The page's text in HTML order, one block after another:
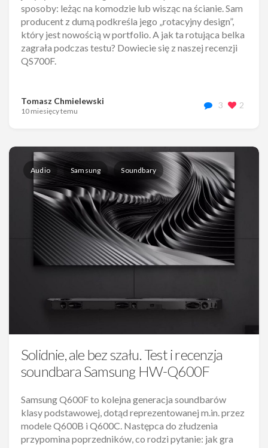
sposoby: leżąc na komodzie lub wisząc na ścianie. Sam
producent z dumą podkreśla jego „rotacyjny design”,
który jest nowością w portfolio. A jak ta rotująca belka
zagrała podczas testu? Dowiecie się z naszej recenzji
QS700F.
Tomasz Chmielewski
10 miesięcy temu
3 2
Audio Samsung Soundbary
Solidnie, ale bez szału. Test i recenzja
soundbara Samsung HW-Q600F
Samsung Q600F to kolejna generacja soundbarów
klasy podstawowej, dotąd reprezentowanej m.in. przez
modele Q600B i Q600C. Następca do złudzenia
przypomina poprzedników, co rodzi pytanie: jak gra